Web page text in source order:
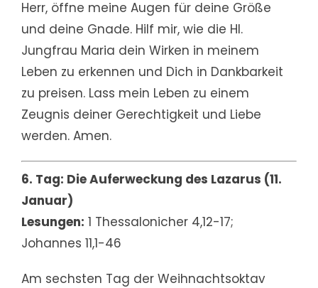
Herr, öffne meine Augen für deine Größe
und deine Gnade. Hilf mir, wie die Hl.
Jungfrau Maria dein Wirken in meinem
Leben zu erkennen und Dich in Dankbarkeit
zu preisen. Lass mein Leben zu einem
Zeugnis deiner Gerechtigkeit und Liebe
werden. Amen.
6. Tag: Die Auferweckung des Lazarus (11.
Januar)
Lesungen: 1 Thessalonicher 4,12-17;
Johannes 11,1-46
Am sechsten Tag der Weihnachtsoktav